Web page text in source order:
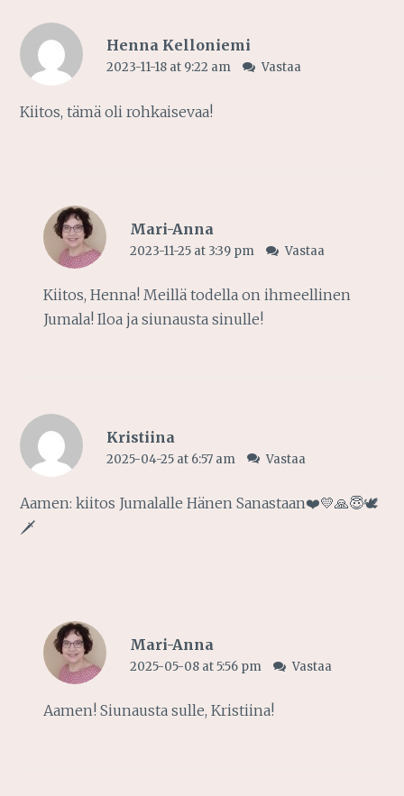
Henna Kelloniemi
2023-11-18 at 9:22 am Vastaa
Kiitos, tämä oli rohkaisevaa!
Mari-Anna
2023-11-25 at 3:39 pm Vastaa
Kiitos, Henna! Meillä todella on ihmeellinen
Jumala! Iloa ja siunausta sinulle!
Kristiina
2025-04-25 at 6:57 am Vastaa
Aamen: kiitos Jumalalle Hänen Sanastaan❤️💛🙏😇🕊️
🗡️
Mari-Anna
2025-05-08 at 5:56 pm Vastaa
Aamen! Siunausta sulle, Kristiina!